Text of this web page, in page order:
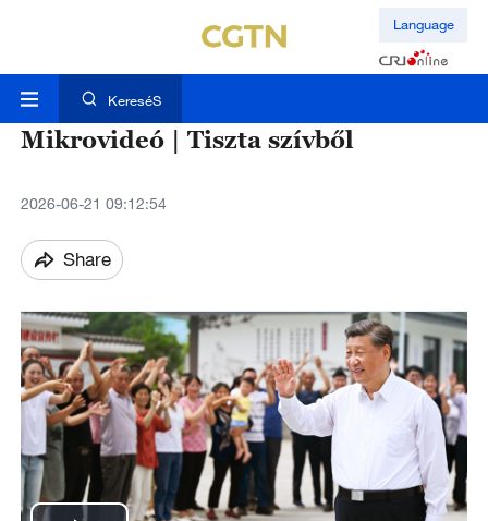
Language
KereséS
Mikrovideó | Tiszta szívből
2026-06-21 09:12:54
Share